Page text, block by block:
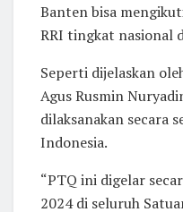
Banten bisa
RRI tingkat nasional
Seperti dijelaskan
Agus Rusmin
dilaksanakan secara
Indonesia.
“PTQ ini digelar
2024 di seluruh